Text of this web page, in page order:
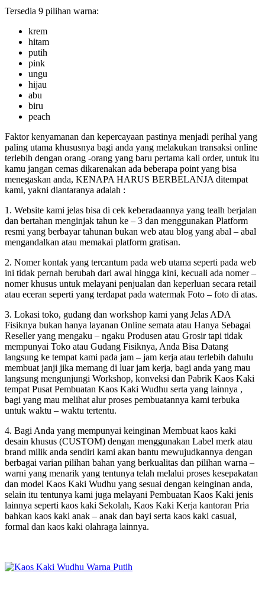
Tersedia 9 pilihan warna:
krem
hitam
putih
pink
ungu
hijau
abu
biru
peach
Faktor kenyamanan dan kepercayaan pastinya menjadi perihal yang
paling utama khususnya bagi anda yang melakukan transaksi online
terlebih dengan orang -orang yang baru pertama kali order, untuk itu
kamu jangan cemas dikarenakan ada beberapa point yang bisa
menegaskan anda, KENAPA HARUS BERBELANJA ditempat
kami, yakni diantaranya adalah :
1. Website kami jelas bisa di cek keberadaannya yang tealh berjalan
dan bertahan menginjak tahun ke – 3 dan menggunakan Platform
resmi yang berbayar tahunan bukan web atau blog yang abal – abal
mengandalkan atau memakai platform gratisan.
2. Nomer kontak yang tercantum pada web utama seperti pada web
ini tidak pernah berubah dari awal hingga kini, kecuali ada nomer –
nomer khusus untuk melayani penjualan dan keperluan secara retail
atau eceran seperti yang terdapat pada watermak Foto – foto di atas.
3. Lokasi toko, gudang dan workshop kami yang Jelas ADA
Fisiknya bukan hanya layanan Online semata atau Hanya Sebagai
Reseller yang mengaku – ngaku Produsen atau Grosir tapi tidak
mempunyai Toko atau Gudang Fisiknya, Anda Bisa Datang
langsung ke tempat kami pada jam – jam kerja atau terlebih dahulu
membuat janji jika memang di luar jam kerja, bagi anda yang mau
langsung mengunjungi Workshop, konveksi dan Pabrik Kaos Kaki
tempat Pusat Pembuatan Kaos Kaki Wudhu serta yang lainnya ,
bagi yang mau melihat alur proses pembuatannya kami terbuka
untuk waktu – waktu tertentu.
4. Bagi Anda yang mempunyai keinginan Membuat kaos kaki
desain khusus (CUSTOM) dengan menggunakan Label merk atau
brand milik anda sendiri kami akan bantu mewujudkannya dengan
berbagai varian pilihan bahan yang berkualitas dan pilihan warna –
warni yang menarik yang tentunya telah melalui proses kesepakatan
dan model Kaos Kaki Wudhu yang sesuai dengan keinginan anda,
selain itu tentunya kami juga melayani Pembuatan Kaos Kaki jenis
lainnya seperti kaos kaki Sekolah, Kaos Kaki Kerja kantoran Pria
bahkan kaos kaki anak – anak dan bayi serta kaos kaki casual,
formal dan kaos kaki olahraga lainnya.